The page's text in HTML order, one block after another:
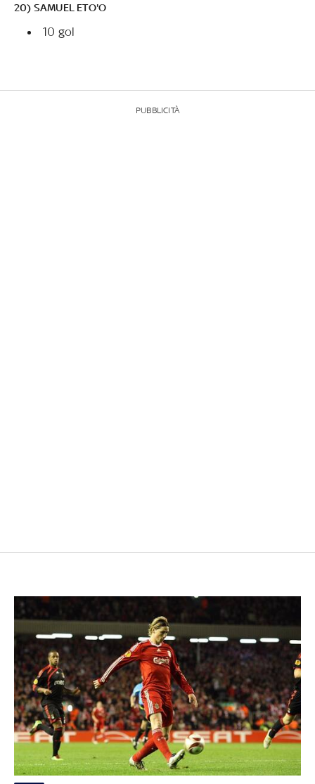
20) SAMUEL ETO'O
10 gol
PUBBLICITÀ